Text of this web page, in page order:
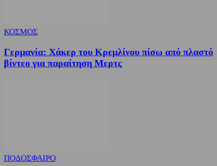
ΚΟΣΜΟΣ
Γερμανία: Χάκερ του Κρεμλίνου πίσω από πλαστό
βίντεο για παραίτηση Μερτς
ΠΟΔΟΣΦΑΙΡΟ